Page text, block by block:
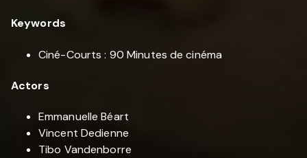
Keywords
Ciné-Courts : 90 Minutes de cinéma
Actors
Emmanuelle Béart
Vincent Dedienne
Tibo Vandenborre